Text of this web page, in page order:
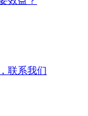
联系我们